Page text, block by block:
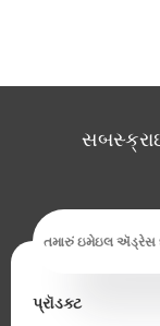
ઇમેઇલ ઍડ્રેસ
પ્રૉડક્ટ